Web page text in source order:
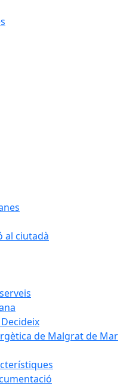
al ciutadà
de Malgrat de Mar